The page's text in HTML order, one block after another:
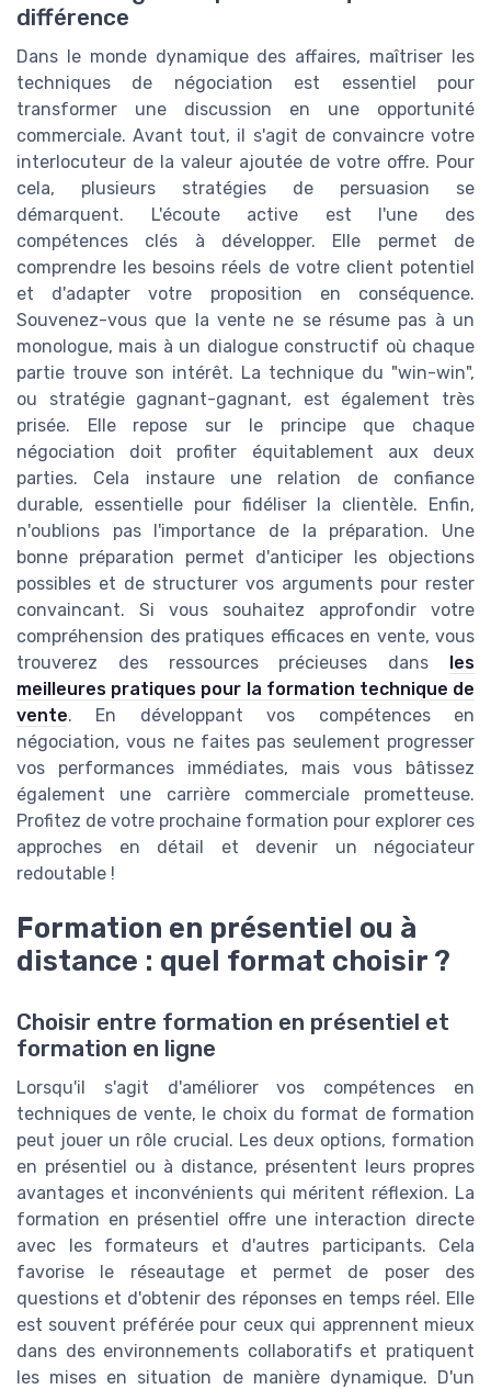
différence
Dans le monde dynamique des affaires, maîtriser les
techniques de négociation est essentiel pour
transformer une discussion en une opportunité
commerciale. Avant tout, il s'agit de convaincre votre
interlocuteur de la valeur ajoutée de votre offre. Pour
cela, plusieurs stratégies de persuasion se
démarquent. L'écoute active est l'une des
compétences clés à développer. Elle permet de
comprendre les besoins réels de votre client potentiel
et d'adapter votre proposition en conséquence.
Souvenez-vous que la vente ne se résume pas à un
monologue, mais à un dialogue constructif où chaque
partie trouve son intérêt. La technique du "win-win",
ou stratégie gagnant-gagnant, est également très
prisée. Elle repose sur le principe que chaque
négociation doit profiter équitablement aux deux
parties. Cela instaure une relation de confiance
durable, essentielle pour fidéliser la clientèle. Enfin,
n'oublions pas l'importance de la préparation. Une
bonne préparation permet d'anticiper les objections
possibles et de structurer vos arguments pour rester
convaincant. Si vous souhaitez approfondir votre
compréhension des pratiques efficaces en vente, vous
trouverez des ressources précieuses dans les
meilleures pratiques pour la formation technique de
vente. En développant vos compétences en
négociation, vous ne faites pas seulement progresser
vos performances immédiates, mais vous bâtissez
également une carrière commerciale prometteuse.
Profitez de votre prochaine formation pour explorer ces
approches en détail et devenir un négociateur
redoutable !
Formation en présentiel ou à
distance : quel format choisir ?
Choisir entre formation en présentiel et
formation en ligne
Lorsqu'il s'agit d'améliorer vos compétences en
techniques de vente, le choix du format de formation
peut jouer un rôle crucial. Les deux options, formation
en présentiel ou à distance, présentent leurs propres
avantages et inconvénients qui méritent réflexion. La
formation en présentiel offre une interaction directe
avec les formateurs et d'autres participants. Cela
favorise le réseautage et permet de poser des
questions et d'obtenir des réponses en temps réel. Elle
est souvent préférée pour ceux qui apprennent mieux
dans des environnements collaboratifs et pratiquent
les mises en situation de manière dynamique. D'un